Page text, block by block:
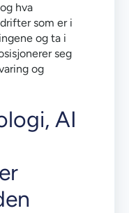
hva
som er i
og ta i
seg
og
AI